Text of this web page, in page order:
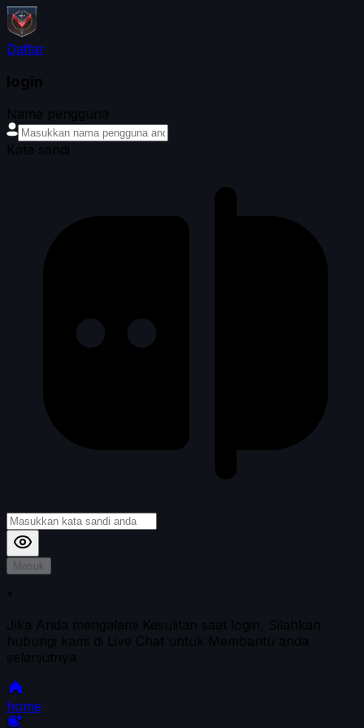
Daftar
login
Nama pengguna
Kata sandi
Masuk
*
Jika Anda mengalami Kesulitan saat login, Silahkan
hubungi kami di Live Chat untuk Membantu anda
selanjutnya
home